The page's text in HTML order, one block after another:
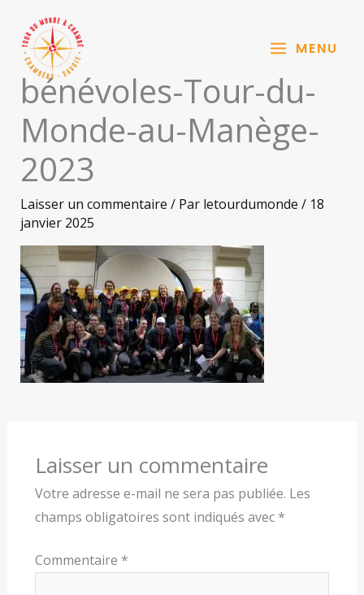
contenu
MENU
bénévoles-Tour-du-
Monde-au-Manège-
2023
Laisser un commentaire / Par letourdumonde / 18
janvier 2025
Laisser un commentaire
Votre adresse e-mail ne sera pas publiée. Les
champs obligatoires sont indiqués avec *
Commentaire *